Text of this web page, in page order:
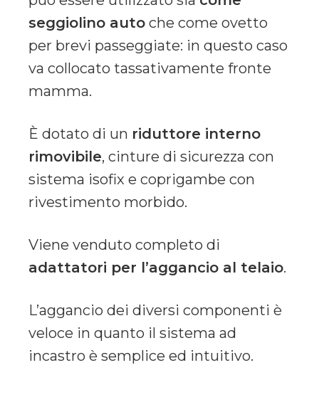
seggiolino auto che come ovetto
per brevi passeggiate: in questo caso
va collocato tassativamente fronte
mamma.
È dotato di un riduttore interno
rimovibile, cinture di sicurezza con
sistema isofix e coprigambe con
rivestimento morbido.
Viene venduto completo di
adattatori per l’aggancio al telaio.
L’aggancio dei diversi componenti è
veloce in quanto il sistema ad
incastro è semplice ed intuitivo.